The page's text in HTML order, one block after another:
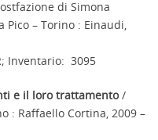
di Simona
– Torino : Einaudi,
Inventario: 3095
e il loro trattamento/
: Raffaello Cortina, 2009 –